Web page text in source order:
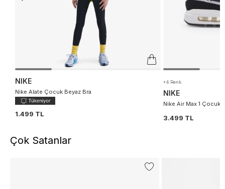
NIKE
Nike Alate Çocuk Beyaz Bra
1.499 TL
+4 Renk
NIKE
Nike Air Max 1 Çocuk
3.499 TL
Çok Satanlar